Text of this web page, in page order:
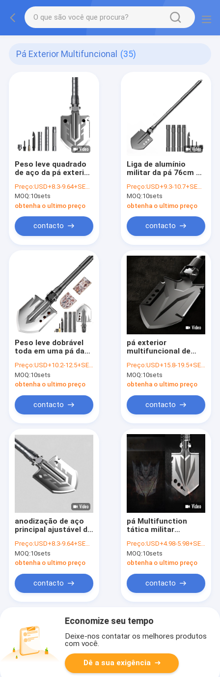
Pá Exterior Multifuncional (35)
Peso leve quadrado
de aço da pá exterior
manganês dobrável
Preço:USD+8.3-9.64+SETS
MOQ:10sets
obtenha o ultimo preço
contacto
Liga de alumínio
militar da pá 76cm da
autodefesa
Preço:USD+9.3-10.7+SETS
MOQ:10sets
obtenha o ultimo preço
contacto
Peso leve dobrável
toda em uma pá da
Preço:USD+10.2-12.5+SETS
MOQ:10sets
obtenha o ultimo preço
contacto
pá exterior
multifuncional de
final da
sobrevivência da
multi pá da
finalidade
Preço:USD+15.8-19.5+SETS
MOQ:10sets
obtenha o ultimo preço
contacto
anodização de aço
principal ajustável do
3Cr13 exterior
multifuncional
Preço:USD+8.3-9.64+SETS
MOQ:10sets
obtenha o ultimo preço
contacto
pá Multifunction
tática militar
exterior
Preço:USD+4.98-5.98+SETS
MOQ:10sets
obtenha o ultimo preço
contacto
Economize seu tempo
Deixe-nos contatar os melhores produtos
com você.
Dê a sua exigência